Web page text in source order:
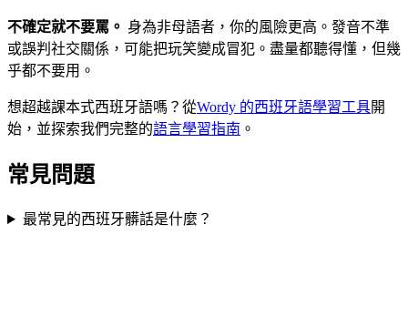
不確定就不要罵。 身為非母語者，你的風險更高。發音不準
或誤判社交關係，可能把玩笑變成冒犯。盡量都聽得懂，但幾
乎都不要用。
想超越課本式西班牙語嗎？從Wordy 的西班牙語學習工具開
始，並探索我們完整的語言學習指南 。
常見問題
最常見的西班牙髒話是什麼？